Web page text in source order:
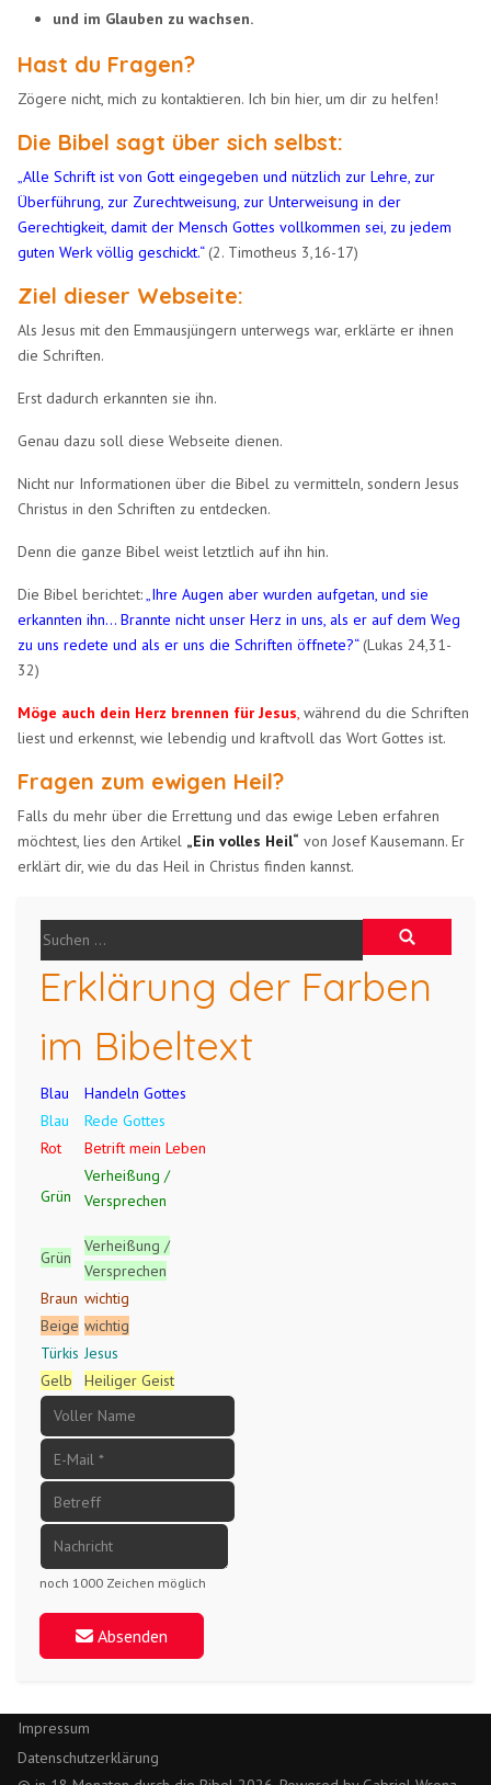
und im Glauben zu wachsen.
Hast du Fragen?
Zögere nicht, mich zu kontaktieren. Ich bin hier, um dir zu helfen!
Die Bibel sagt über sich selbst:
„Alle Schrift ist von Gott eingegeben und nützlich zur Lehre, zur
Überführung, zur Zurechtweisung, zur Unterweisung in der
Gerechtigkeit, damit der Mensch Gottes vollkommen sei, zu jedem
guten Werk völlig geschickt.“(2. Timotheus 3,16-17)
Ziel dieser Webseite:
Als Jesus mit den Emmausjüngern unterwegs war, erklärte er ihnen
die Schriften.
Erst dadurch erkannten sie ihn.
Genau dazu soll diese Webseite dienen.
Nicht nur Informationen über die Bibel zu vermitteln, sondern Jesus
Christus in den Schriften zu entdecken.
Denn die ganze Bibel weist letztlich auf ihn hin.
Die Bibel berichtet: „Ihre Augen aber wurden aufgetan, und sie
erkannten ihn... Brannte nicht unser Herz in uns, als er auf dem Weg
zu uns redete und als er uns die Schriften öffnete?“(Lukas 24,31-
32)
Möge auch dein Herz brennen für Jesus während du die Schriften
liest und erkennst, wie lebendig und kraftvoll das Wort Gottes ist.
Fragen zum ewigen Heil?
Falls du mehr über die Errettung und das ewige Leben erfahren
möchtest, lies den Artikel „Ein volles Heil“ von Josef Kausemann. Er
erklärt dir, wie du das Heil in Christus finden kannst.
Erklärung der Farben
im Bibeltext
Blau
Handeln Gottes
Blau
Rede Gottes
Rot
Betrift mein Leben
Grün
Verheißung /
Versprechen
Grün
Verheißung /
Versprechen
Braun wichtig
Beige wichtig
Türkis Jesus
Gelb
Heiliger Geist
noch 1000 Zeichen möglich
Absenden
Impressum
Datenschutzerklärung